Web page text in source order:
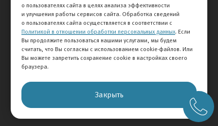
© 2026 АВТОМИР
Карта сайта
Контакты
+7 495 234-33-66
о пользователях сайта в целях анализа эффективности
и улучшения работы сервисов сайта. Обработка сведений
о пользователях сайта осуществляется в соответствии с
Политикой в отношении обработки персональных данных. Если
Вы продолжите пользоваться нашими услугами, мы будем
считать, что Вы согласны с использованием cookie-файлов. Или
Вы можете запретить сохранение cookie в настройках своего
браузера.
Закрыть